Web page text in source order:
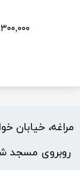
۱,۳۰۰,۰۰۰
مراغه، خیابان
روبروی مسجد